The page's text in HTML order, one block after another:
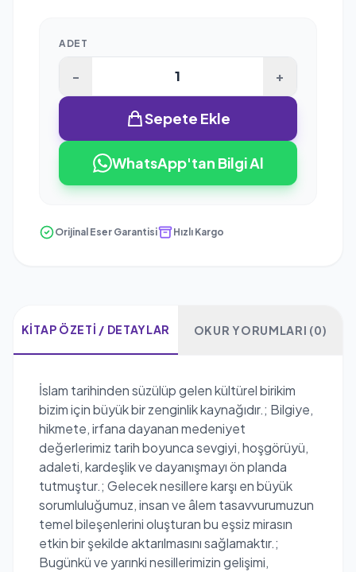
ADET
- +
Sepete Ekle
WhatsApp'tan Bilgi Al
Orijinal Eser Garantisi Hızlı Kargo
KITAP ÖZETI / DETAYLAR OKUR YORUMLARI (0)
İslam tarihinden süzülüp gelen kültürel birikim
bizim için büyük bir zenginlik kaynağıdır.; Bilgiye,
hikmete, irfana dayanan medeniyet
değerlerimiz tarih boyunca sevgiyi, hoşgörüyü,
adaleti, kardeşlik ve dayanışmayı ön planda
tutmuştur.; Gelecek nesillere karşı en büyük
sorumluluğumuz, insan ve âlem tasavvurumuzun
temel bileşenlerini oluşturan bu eşsiz mirasın
etkin bir şekilde aktarılmasını sağlamaktır.;
Bugünkü ve yarınki nesillerimizin gelişimi,